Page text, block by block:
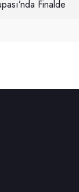
Finalde